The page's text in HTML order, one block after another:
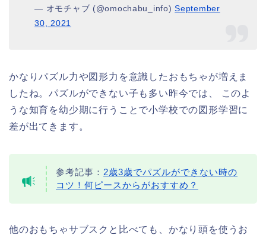
— オモチャブ (@omochabu_info)September
30, 2021
かなりパズル力や図形力を意識したおもちゃが増えま
したね。パズルができない子も多い昨今では、 このよ
うな知育を幼少期に行うことで小学校での図形学習に
差が出てきます。
参考記事： 2歳3歳でパズルができない時の
コツ！何ピースからがおすすめ？
他のおもちゃサブスクと比べても、かなり頭を使うお